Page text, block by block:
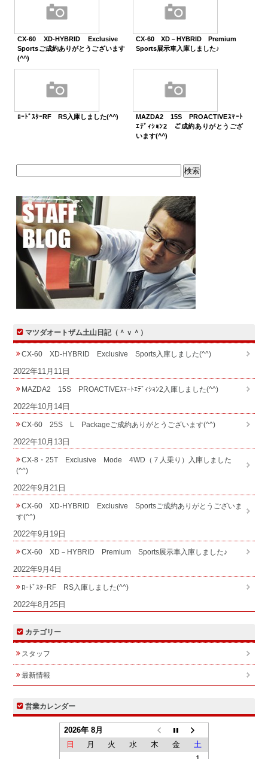
CX-60 XD-HYBRID Exclusive
Sportsご成約ありがとうございます
(^^)
CX-60 XD－HYBRID Premium
Sports展示車入庫しました♪
ﾛｰﾄﾞｽﾀｰRF RS入庫しました(^^)
MAZDA2 15S PROACTIVEｽﾏｰﾄ
ｴﾃﾞｨｼｮﾝ2 ご成約ありがとうござ
います(^^)
マツダオートザム土山日記（＾ｖ＾）
CX-60 XD-HYBRID Exclusive Sports入庫しました(^^)
2022年11月11日
MAZDA2 15S PROACTIVEｽﾏｰﾄｴﾃﾞｨｼｮﾝ2入庫しました(^^)
2022年10月14日
CX-60 25S L Packageご成約ありがとうございます(^^)
2022年10月13日
CX-8・25T Exclusive Mode 4WD（７人乗り）入庫しました
(^^)
2022年9月21日
CX-60 XD-HYBRID Exclusive Sportsご成約ありがとうございま
す(^^)
2022年9月19日
CX-60 XD－HYBRID Premium Sports展示車入庫しました♪
2022年9月4日
ﾛｰﾄﾞｽﾀｰRF RS入庫しました(^^)
2022年8月25日
カテゴリー
スタッフ
最新情報
営業カレンダー
2026年 8月
日
月 火 水 木 金
土